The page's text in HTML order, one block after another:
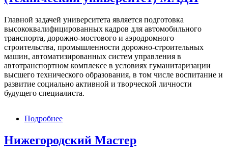
Главной задачей университета является подготовка
высококвалифицированных кадров для автомобильного
транспорта, дорожно-мостового и аэродромного
строительства, промышленности дорожно-строительных
машин, автоматизированных систем управления в
автотранспортном комплексе в условиях гуманитаризации
высшего технического образования, в том числе воспитание и
развитие социально активной и творческой личности
будущего специалиста.
Подробнее
Автодорожный
Институт
Нижегородский Мастер